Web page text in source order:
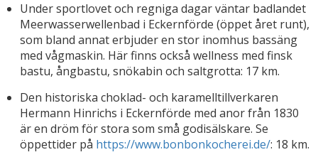
Under sportlovet och regniga dagar väntar badlandet
Meerwasserwellenbad i Eckernförde (öppet året runt),
som bland annat erbjuder en stor inomhus bassäng
med vågmaskin. Här finns också wellness med finsk
bastu, ångbastu, snökabin och saltgrotta: 17 km.
Den historiska choklad- och karamelltillverkaren
Hermann Hinrichs i Eckernförde med anor från 1830
är en dröm för stora som små godisälskare. Se
öppettider på https://www.bonbonkocherei.de/: 18 km.